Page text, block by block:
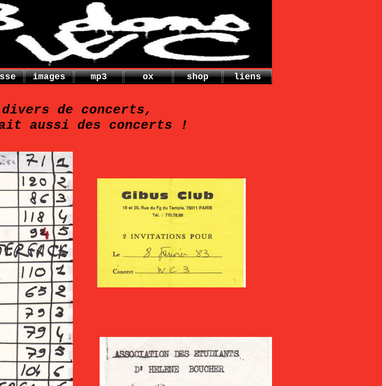
divers de concerts,
aussi des concerts !
liens
shop
ox
mp3
images